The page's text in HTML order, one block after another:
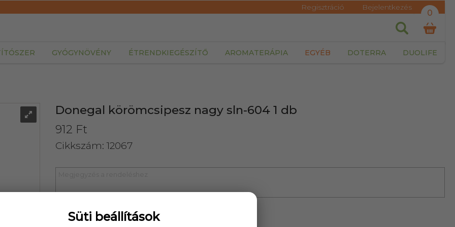
Regisztráció Bejelentkezés
0
GYÓGYNÖVÉNY ÉTRENDKIEGÉSZÍTŐ AROMATERÁPIA EGYÉB DOTERRA DUOLIFE
Donegal körömcsipesz nagy sln-604 1 db
912 Ft
Cikkszám: 12067
Süti beállítások